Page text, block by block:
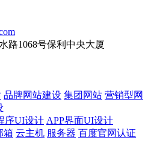
路1068号保利中央大厦
品牌网站建设 集团网站 营销型网
序UI设计 APP界面UI设计
箱 云主机 服务器 百度官网认证